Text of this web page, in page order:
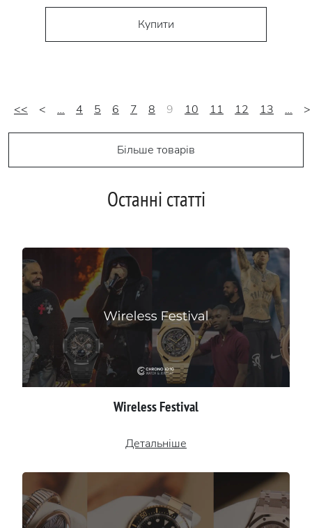
Купити
<< < … 4 5 6 7 8 9 10 11 12 13 … >
Більше товарів
Останні статті
Wireless Festival
Детальніше